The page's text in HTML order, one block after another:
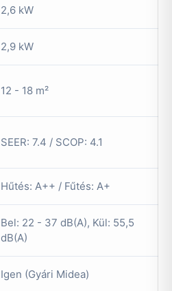
2,6 kW
2,9 kW
12 - 18 m²
SEER: 7.4 / SCOP: 4.1
Hűtés: A++ / Fűtés: A+
Bel: 22 - 37 dB(A), Kül: 55,5
dB(A)
Igen (Gyári Midea)